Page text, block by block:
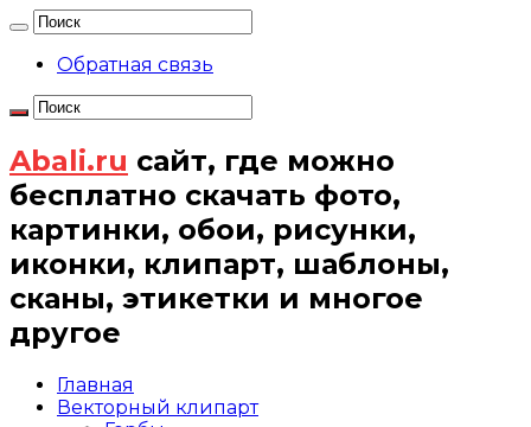
Обратная связь
Abali.ru сайт, где можно
бесплатно скачать фото,
картинки, обои, рисунки,
иконки, клипарт, шаблоны,
сканы, этикетки и многое
другое
Главная
Векторный клипарт